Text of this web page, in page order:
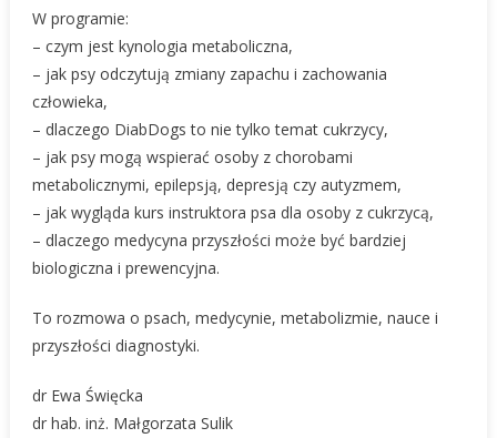
W programie:
– czym jest kynologia metaboliczna,
– jak psy odczytują zmiany zapachu i zachowania
człowieka,
– dlaczego DiabDogs to nie tylko temat cukrzycy,
– jak psy mogą wspierać osoby z chorobami
metabolicznymi, epilepsją, depresją czy autyzmem,
– jak wygląda kurs instruktora psa dla osoby z cukrzycą,
– dlaczego medycyna przyszłości może być bardziej
biologiczna i prewencyjna.
To rozmowa o psach, medycynie, metabolizmie, nauce i
przyszłości diagnostyki.
dr Ewa Święcka
dr hab. inż. Małgorzata Sulik